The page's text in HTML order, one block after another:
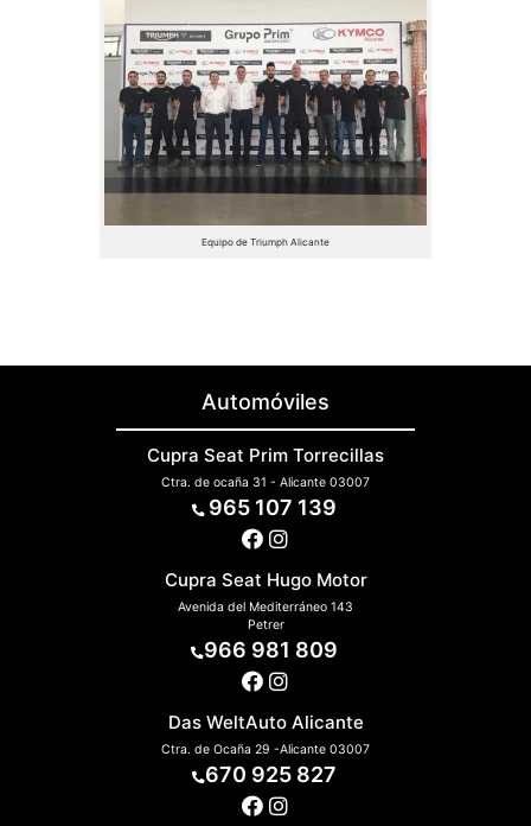
Equipo de Triumph Alicante
Automóviles
Cupra Seat Prim Torrecillas
Ctra. de ocaña 31 - Alicante 03007
965 107 139
Cupra Seat Hugo Motor
Avenida del Mediterráneo 143
Petrer
966 981 809
Das WeltAuto Alicante
Ctra. de Ocaña 29 -Alicante 03007
670 925 827